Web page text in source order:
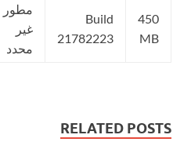
Build
21782223
مطور
محدد
RELATED